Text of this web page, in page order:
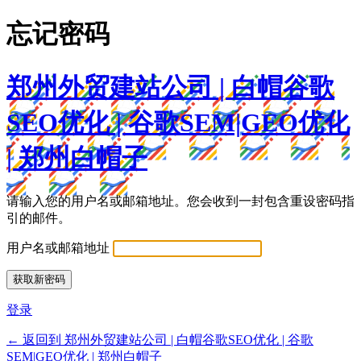
忘记密码
郑州外贸建站公司 | 白帽谷歌
SEO优化 | 谷歌SEM|GEO优化
| 郑州白帽子
请输入您的用户名或邮箱地址。您会收到一封包含重设密码指
引的邮件。
用户名或邮箱地址
登录
← 返回到 郑州外贸建站公司 | 白帽谷歌SEO优化 | 谷歌
SEM|GEO优化 | 郑州白帽子